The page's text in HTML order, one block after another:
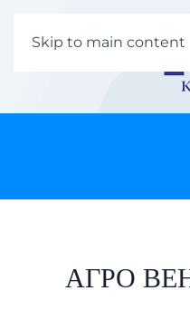
Skip to main content
АГРО